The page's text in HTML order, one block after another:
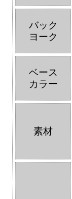
バック
ヨーク
ベース
カラー
素材